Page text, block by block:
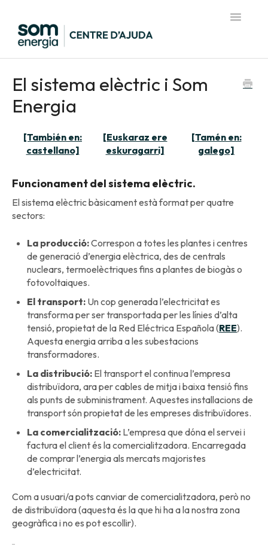
Toggle
El sistema elèctric i Som
Energia
[También en:
castellano]
[Euskaraz ere
eskuragarri]
[Tamén en:
galego]
Funcionament del sistema elèctric.
El sistema elèctric bàsicament està format per quatre
sectors:
La producció:Correspon a totes les plantes i centres
de generació d’energia elèctrica, des de centrals
nuclears, termoelèctriques fins a plantes de biogàs o
fotovoltaiques.
El transport: Un cop generada l’electricitat es
transforma per ser transportada per les línies d’alta
tensió, propietat de la Red Eléctrica Española (REE).
Aquesta energia arriba a les subestacions
transformadores.
La distribució: El transport el continua l’empresa
distribuïdora, ara per cables de mitja i baixa tensió fins
als punts de subministrament. Aquestes installacions de
transport són propietat de les empreses distribuïdores.
La comercialització: L’empresa que dóna el servei i
factura el client és la comercialitzadora. Encarregada
de comprar l’energia als mercats majoristes
d’electricitat.
Com a usuari/a pots canviar de comercialitzadora, però no
de distribuïdora (aquesta és la que hi ha a la nostra zona
geogràfica i no es pot escollir).